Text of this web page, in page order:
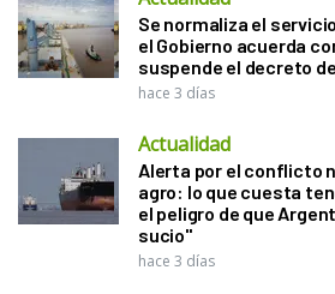
Se normaliza el
el Gobierno acuerda
suspende el decreto
hace 3 días
Actualidad
Alerta por el conflicto
agro: lo que cuesta
el peligro de que
sucio"
hace 3 días